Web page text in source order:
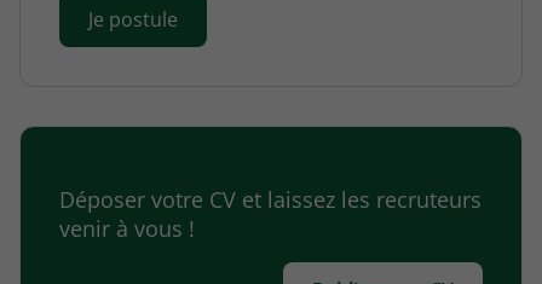
Je postule
Déposer votre CV et laissez les recruteurs
venir à vous !